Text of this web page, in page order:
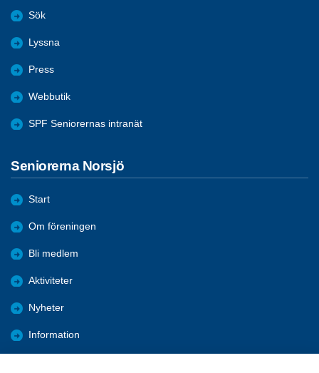
Sök
Lyssna
Press
Webbutik
SPF Seniorernas intranät
Seniorerna Norsjö
Start
Om föreningen
Bli medlem
Aktiviteter
Nyheter
Information